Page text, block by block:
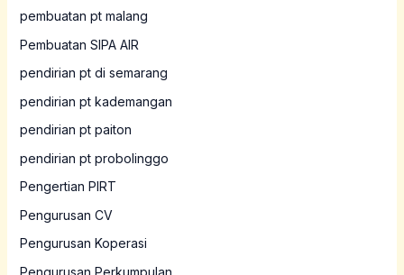
pembuatan pt malang
Pembuatan SIPA AIR
pendirian pt di semarang
pendirian pt kademangan
pendirian pt paiton
pendirian pt probolinggo
Pengertian PIRT
Pengurusan CV
Pengurusan Koperasi
Pengurusan Perkumpulan